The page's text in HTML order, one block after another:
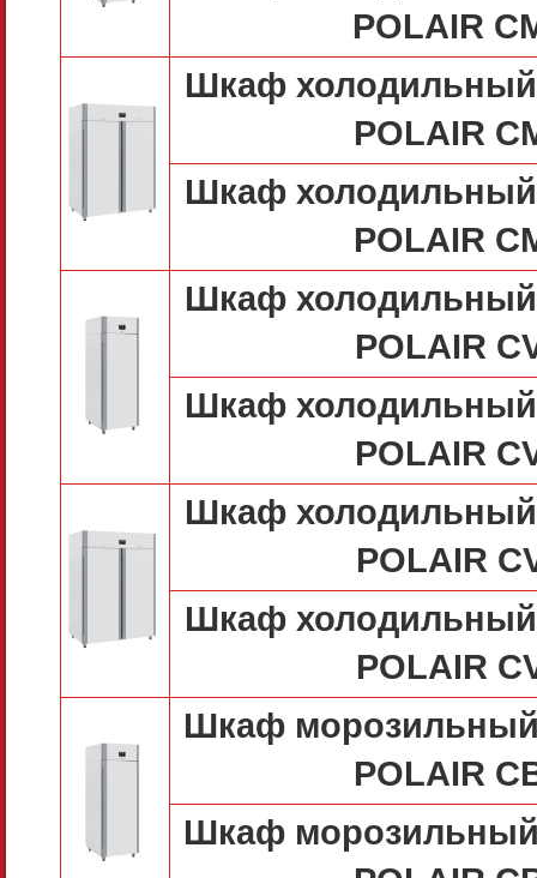
POLAIR
Шкаф холодильный
POLAIR
Шкаф холодильный
POLAIR
Шкаф холодильный
POLAIR
Шкаф холодильный
POLAIR
Шкаф холодильный
POLAIR
Шкаф холодильный
POLAIR
Шкаф
POLAIR
Шкаф